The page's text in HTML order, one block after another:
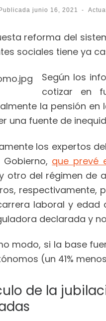
junio 16, 2021 -
reforma del
sociales tiene ya
Según los
cotizar en
la pensión
una fuente de
los expertos
que prevé
otro del régimen de
respectivamente,
laboral y edad
declarada y
modo, si la base
(un 41%
de la